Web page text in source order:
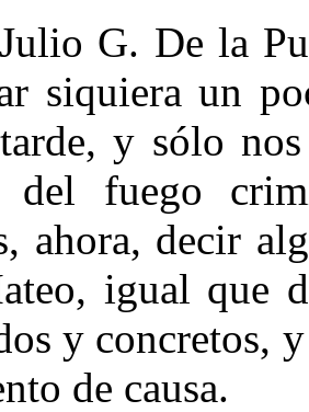
G. De la
siquiera un
y sólo
del fuego
ahora, decir
igual que
y concretos,
de causa.